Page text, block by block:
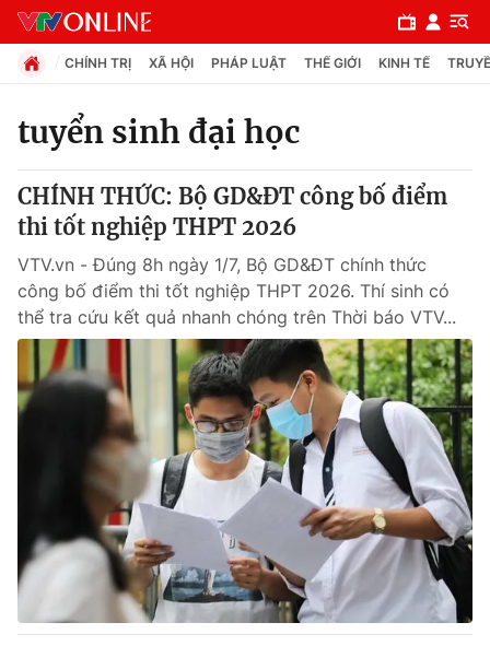
Chuyên mục
Chính trị
Xã hội
Pháp luật
Y tế
Thế giới
Thế giới đó đây
Câu chuyện quốc tế
Kinh tế
Tài chính
Thị trường
Dữ liệu và đời sống
CHÍNH TRỊ XÃ HỘI PHÁP LUẬT THẾ GIỚI KINH TẾ
tuyển sinh đại học
CHÍNH THỨC: Bộ GD&ĐT công bố điểm
thi tốt nghiệp THPT 2026
VTV.vn - Đúng 8h ngày 1/7, Bộ GD&ĐT chính thức
công bố điểm thi tốt nghiệp THPT 2026. Thí sinh có
thể tra cứu kết quả nhanh chóng trên Thời báo VTV...